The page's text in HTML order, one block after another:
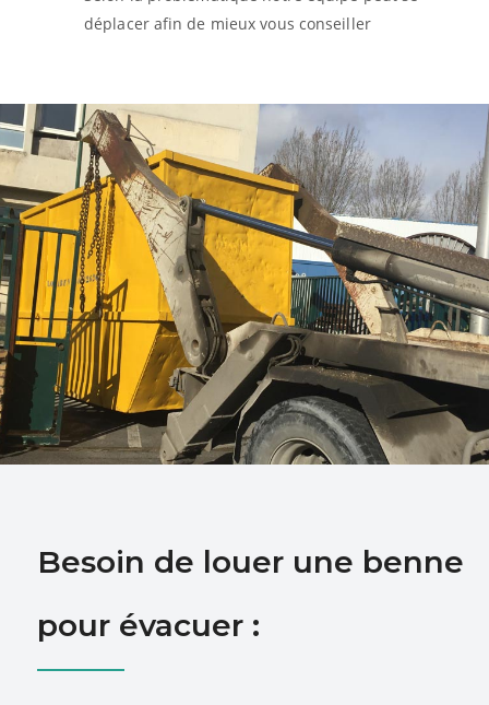
déplacer afin de mieux vous conseiller
Besoin de louer une benne
pour évacuer :